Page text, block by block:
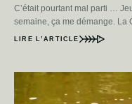
C’était pourtant mal parti …
semaine, ça me démange. La
LIRE L’ARTICLE